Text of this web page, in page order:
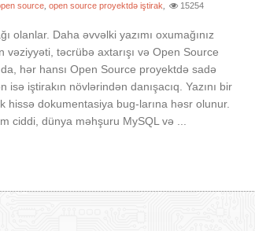
source ,open source proyektdə iştirak 15254
olanlar. Daha əvvəlki yazımı oxumağınız
təcrübə axtarışı və Open Source
hər hansı Open Source proyektdə sadə
iştirakın növlərindən danışacıq. Yazını bir
hissə dokumentasiya bug-larına həsr olunur.
ciddi, dünya məhşuru MySQL və ...